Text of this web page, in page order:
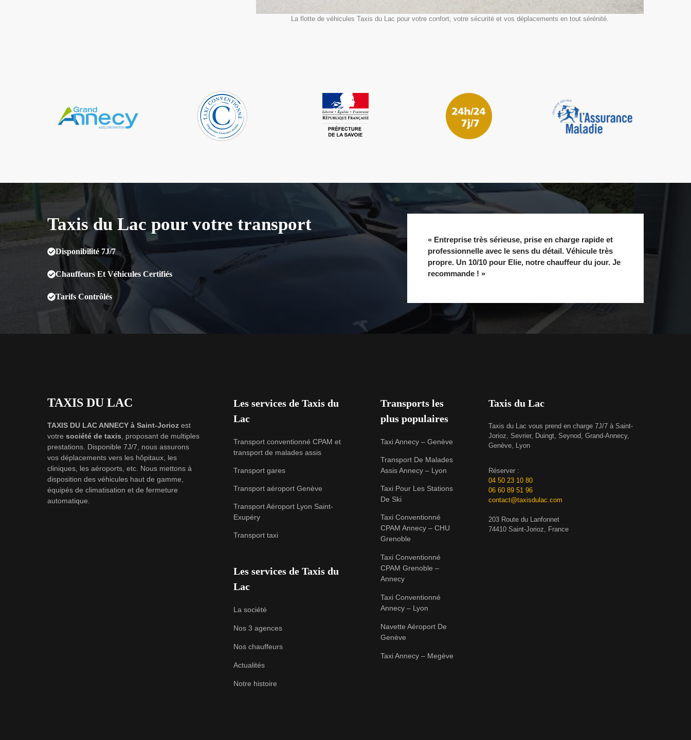
La flotte de véhicules Taxis du Lac pour votre confort, votre sécurité et vos déplacements en tout sérénité.
Taxis du Lac pour votre transport
Disponibilité 7J/7
Chauffeurs Et Véhicules Certifiés
Tarifs Contrôlés
« Entreprise très sérieuse, prise en charge rapide et
professionnelle avec le sens du détail. Véhicule très
propre. Un 10/10 pour Elie, notre chauffeur du jour. Je
recommande ! »
TAXIS DU LAC
TAXIS DU LAC ANNECY à Saint-Jorioz est
votre société de taxis, proposant de multiples
prestations. Disponible 7J/7, nous assurons
vos déplacements vers les hôpitaux, les
cliniques, les aéroports, etc. Nous mettons à
disposition des véhicules haut de gamme,
équipés de climatisation et de fermeture
automatique.
Les services de Taxis du
Lac
Transport conventionné CPAM et
transport de malades assis
Transport gares
Transport aéroport Genève
Transport Aéroport Lyon Saint-
Exupéry
Transport taxi
Les services de Taxis du
Lac
La société
Nos 3 agences
Nos chauffeurs
Actualités
Notre histoire
Transports les
plus populaires
Taxi Annecy – Genève
Transport De Malades
Assis Annecy – Lyon
Taxi Pour Les Stations
De Ski
Taxi Conventionné
CPAM Annecy – CHU
Grenoble
Taxi Conventionné
CPAM Grenoble –
Annecy
Taxi Conventionné
Annecy – Lyon
Navette Aéroport De
Genève
Taxi Annecy – Megève
Taxis du Lac
Taxis du Lac vous prend en charge 7J/7 à Saint-
Jorioz, Sevrier, Duingt, Seynod, Grand-Annecy,
Genève, Lyon
Réserver :
04 50 23 10 80
06 60 89 51 96
contact@taxisdulac.com
203 Route du Lanfonnet
74410 Saint-Jorioz, France